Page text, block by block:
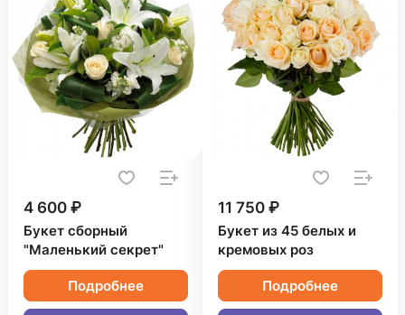
4 600 ₽
Букет сборный
"Маленький секрет"
Подробнее
11 750 ₽
Букет из 45 белых и
кремовых роз
Подробнее